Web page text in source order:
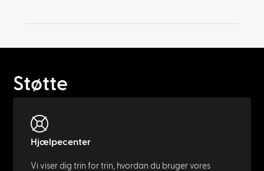
Støtte
Hjælpecenter
Vi viser dig trin for trin, hvordan du bruger vores